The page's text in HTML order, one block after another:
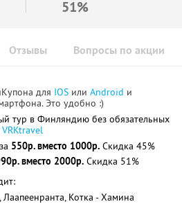
51%
Отзывы Вопросы по акции
для IOS или Android и
Это удобно :)
тур в Финляндию без обязательных
VRKtravel
550р. вместо 1000р. Скидка 45%
вместо 2000р. Скидка 51%
Котка - Хамина